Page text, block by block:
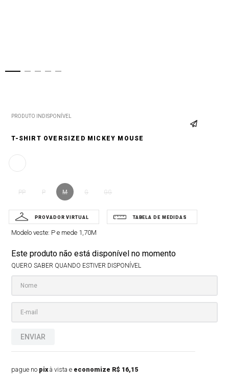
PRODUTO INDISPONÍVEL
T-SHIRT OVERSIZED MICKEY MOUSE
PP P M G GG
Modelo veste: P e mede 1,70M
Este produto não está disponível no momento
QUERO SABER QUANDO ESTIVER DISPONÍVEL
ENVIAR
pague no pixà vista e economize R$ 16,15